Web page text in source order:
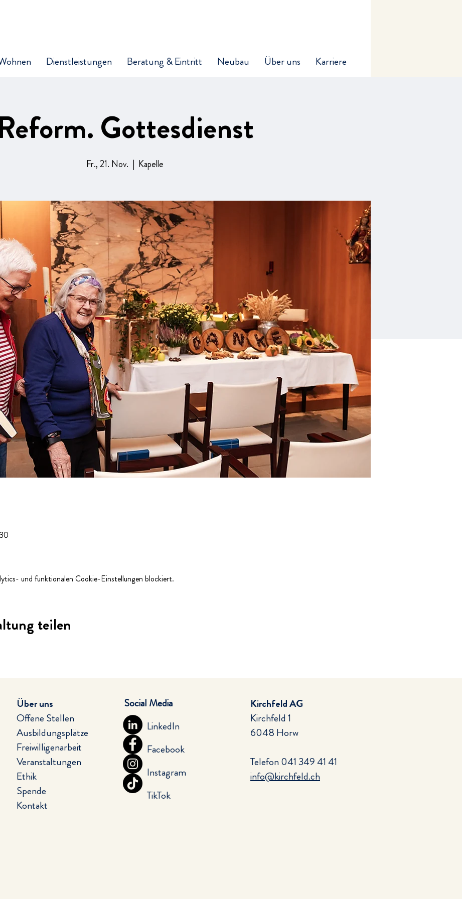
Dienstleistungen Beratung & Eintritt Neubau Über uns Karriere
Gottesdienst
Fr., 21. Nov.
  |
Kapelle
und funktionalen Cookie-Einstellungen blockiert.
teilen
Über uns
Offene Stellen
Ausbildungsplätze
Freiwilligenarbeit
Veranstaltungen
Ethik
Spende
Kontakt
LinkedIn
Facebook
Instagram
TikTok
Social Media
Kirchfeld AG
Kirchfeld 1
6048 Horw
Telefon041 349 41 41
info@kirchfeld.ch